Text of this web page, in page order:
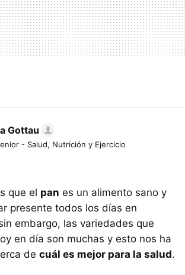
Gottau
- Salud, Nutrición y Ejercicio
que el pan es un alimento sano y
presente todos los días en
embargo, las variedades que
en día son muchas y esto nos ha
de cuál es mejor para la salud.